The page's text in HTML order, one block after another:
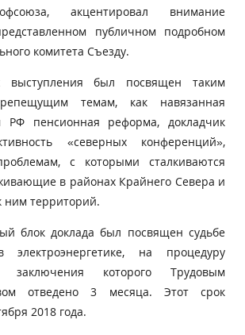
акцентировал внимание
публичном подробном
комитета Съезду.
выступления был посвящен таким
темам, как навязанная
РФ пенсионная реформа, докладчик
«северных конференций»,
с которыми сталкиваются
в районах Крайнего Севера и
ним территорий.
блок доклада был посвящен судьбе
на процедуру
заключения которого Трудовым
отведено 3 месяца. Этот срок
2018 года.